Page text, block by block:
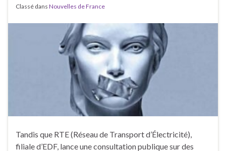
Classé dans Nouvelles de France
Tandis que RTE (Réseau de Transport d’Électricité),
filiale d’EDF, lance une consultation publique sur des